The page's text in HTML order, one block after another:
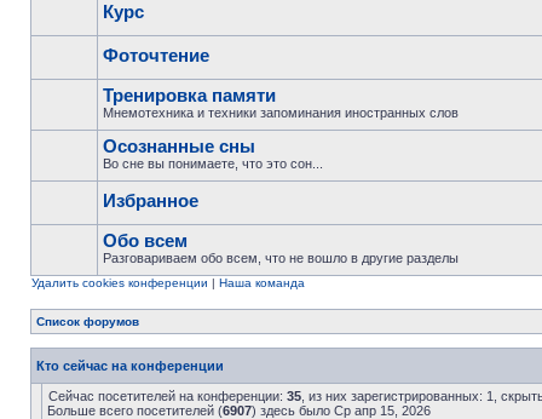
Курс
Фоточтение
Тренировка памяти
Мнемотехника и техники запоминания иностранных слов
Осознанные сны
Во сне вы понимаете, что это сон...
Избранное
Обо всем
Разговариваем обо всем, что не вошло в другие разделы
Удалить cookies конференции | Наша команда
Список форумов
Кто сейчас на конференции
Сейчас посетителей на конференции: 35 , из них зарегистрированных: 1,
Больше всего посетителей (6907) здесь было Ср апр 15, 2026